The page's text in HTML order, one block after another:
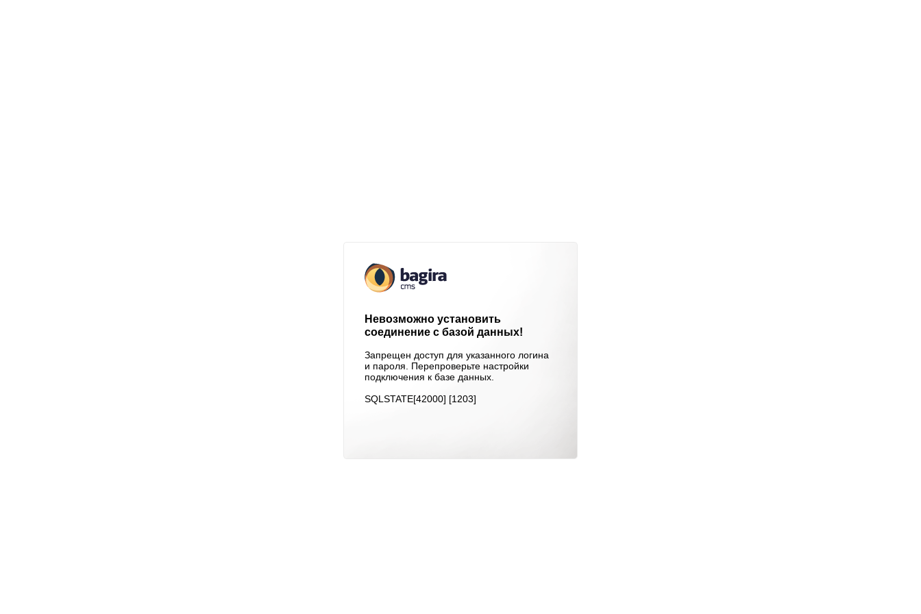
Невозможно установить
соединение с базой данных!
Запрещен доступ для указанного логина
и пароля. Перепроверьте настройки
подключения к базе данных.
SQLSTATE[42000] [1203]